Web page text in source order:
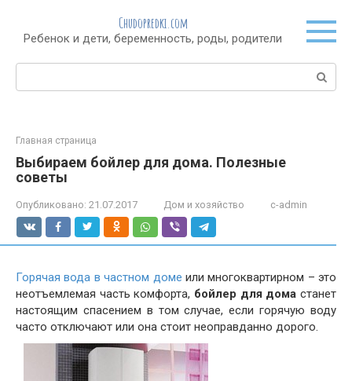
контенту
Chudopredki.com
Ребенок и дети, беременность, роды, родители
Поиск:
Главная страница
Выбираем бойлер для дома. Полезные
советы
Опубликовано: 21.07.2017 Дом и хозяйство c-admin
Горячая вода в частном доме или многоквартирном – это
неотъемлемая часть комфорта, бойлер для дома станет
настоящим спасением в том случае, если горячую воду
часто отключают или она стоит неоправданно дорого.